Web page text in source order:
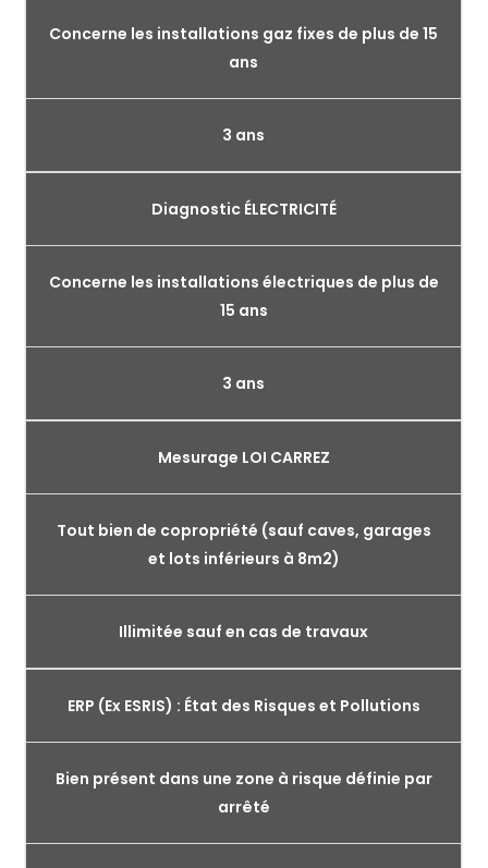
Concerne les installations gaz fixes de plus de 15
ans
3 ans
Diagnostic ÉLECTRICITÉ
Concerne les installations électriques de plus de
15 ans
3 ans
Mesurage LOI CARREZ
Tout bien de copropriété (sauf caves, garages
et lots inférieurs à 8m2)
Illimitée sauf en cas de travaux
ERP (Ex ESRIS) : État des Risques et Pollutions
Bien présent dans une zone à risque définie par
arrêté